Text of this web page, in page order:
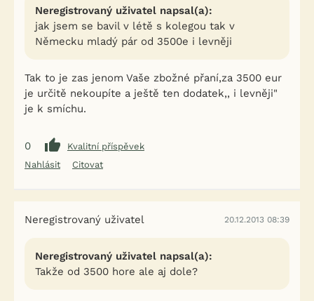
Neregistrovaný uživatel napsal(a):
jak jsem se bavil v létě s kolegou tak v
Německu mladý pár od 3500e i levněji
Tak to je zas jenom Vaše zbožné přaní,za 3500 eur
je určitě nekoupíte a ještě ten dodatek,, i levněji"
je k smíchu.
0
Kvalitní příspěvek
Nahlásit
Citovat
Neregistrovaný uživatel 20.12.2013 08:39
Neregistrovaný uživatel napsal(a):
Takže od 3500 hore ale aj dole?